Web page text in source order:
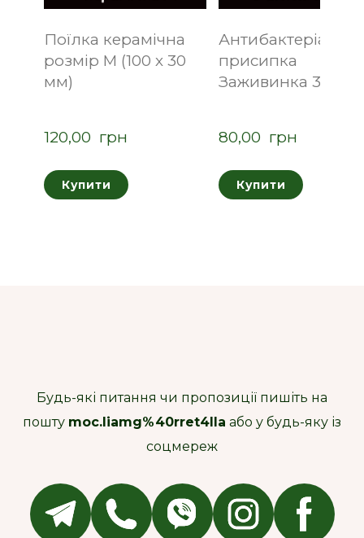
Поїлка керамічна
розмір M (100 х 30
мм)
120,00  грн
Купити
Антибактеріальна
присипка
Заживинка 30 г
80,00  грн
Купити
Будь-які питання чи пропозиції пишіть на
пошту moc.liamg%40rret4lla або у будь-яку із
соцмереж